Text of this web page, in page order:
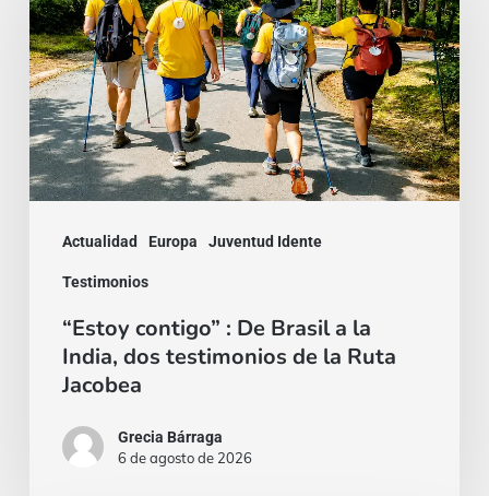
Actualidad Europa Juventud Idente
Testimonios
:
De
Brasil
a
la
India,
Ruta
Jacobea
“Estoy contigo” : De Brasil a la
India, dos testimonios de la Ruta
Jacobea
Grecia Bárraga
6 de agosto de 2026